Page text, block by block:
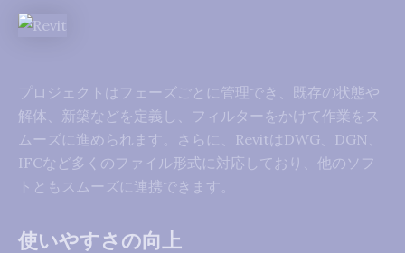
プロジェクトはフェーズごとに管理でき、既存の状態や
解体、新築などを定義し、フィルターをかけて作業をス
ムーズに進められます。さらに、RevitはDWG、DGN、
IFCなど多くのファイル形式に対応しており、他のソフ
トともスムーズに連携できます。
使いやすさの向上